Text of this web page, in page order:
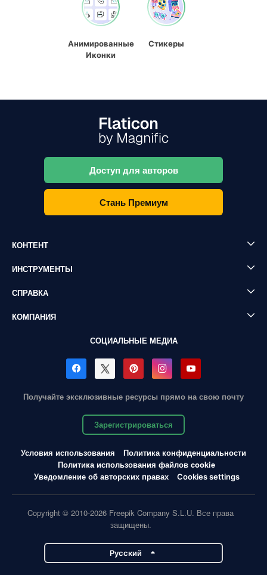
Анимированные
Иконки
Стикеры
Доступ для авторов
Стань Премиум
КОНТЕНТ
ИНСТРУМЕНТЫ
СПРАВКА
КОМПАНИЯ
СОЦИАЛЬНЫЕ МЕДИА
Получайте эксклюзивные ресурсы прямо на свою почту
Зарегистрироваться
Условия использования
Политика конфиденциальности
Политика использования файлов cookie
Уведомление об авторских правах
Cookies settings
Copyright © 2010-2026 Freepik Company S.L.U. Все права
защищены.
Pусский